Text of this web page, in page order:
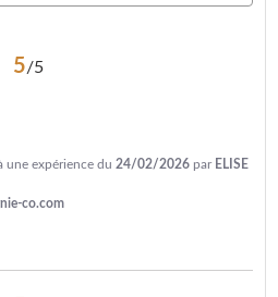
5/5
une expérience du 24/02/2026 par ELISE
co.com